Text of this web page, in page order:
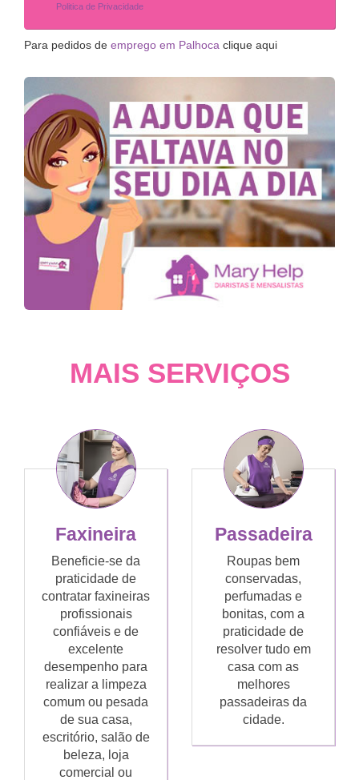
Politica de Privacidade
Para pedidos de emprego em Palhoca clique aqui
MAIS SERVIÇOS
Faxineira
Beneficie-se da
praticidade de
contratar faxineiras
profissionais
confiáveis e de
excelente
desempenho para
realizar a limpeza
comum ou pesada
de sua casa,
escritório, salão de
beleza, loja
comercial ou
Passadeira
Roupas bem
conservadas,
perfumadas e
bonitas, com a
praticidade de
resolver tudo em
casa com as
melhores
passadeiras da
cidade.